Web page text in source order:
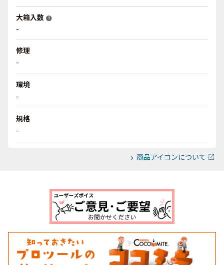
大箱入数 help
-
修理
-
環境
-
規格
-
商品アイコンについて